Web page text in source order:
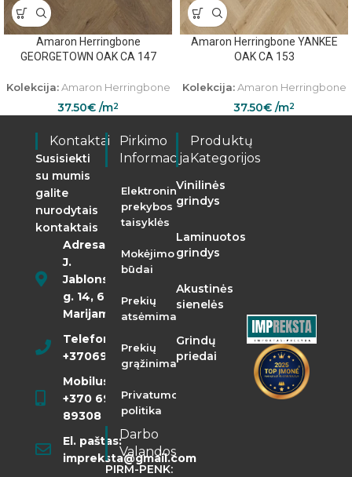
Amaron Herringbone
GEORGETOWN OAK CA 147
Kolekcija:Amaron Herringbone
37.50€ /m2
Amaron Herringbone YANKEE
OAK CA 153
Kolekcija:Amaron Herringbone
37.50€ /m2
Kontaktai
Susisiekti
su mumis
galite
nurodytais
kontaktais
Adresas:
J.
Jablonskio
g. 14, 68290
Marijampolė
Telefonas:
+37069855400
Mobilusis:
+370 698
89308
El. paštas:
impreksta@gmail.com
Pirkimo
Informacija
Elektroninės
prekybos
taisyklės
Mokėjimo
būdai
Prekių
atsėmimas
Prekių
grąžinimas
Privatumo
politika
Darbo
Valandos
PIRM-PENK:
Produktų
Kategorijos
Vinilinės
grindys
Laminuotos
grindys
Akustinės
sienelės
Grindų
priedai